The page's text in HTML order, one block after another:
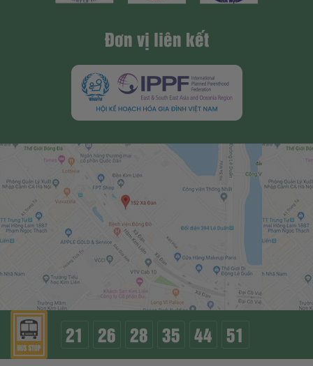
Đơn vị liên kết
21 26 28 35 44 51